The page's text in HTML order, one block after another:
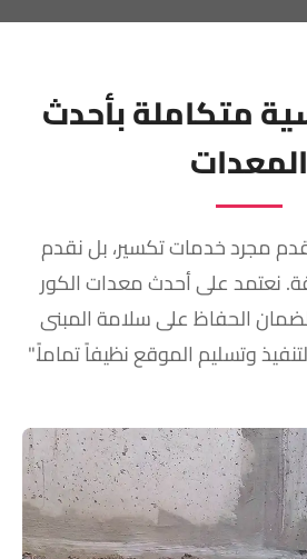
متكاملة بأحدث
المعدات
مجرد خدمات تكسير، بل نقدم
نعتمد على أحدث معدات الكور
الحفاظ على سلامة المبنى
وتسليم الموقع نظيفاً تماماً."